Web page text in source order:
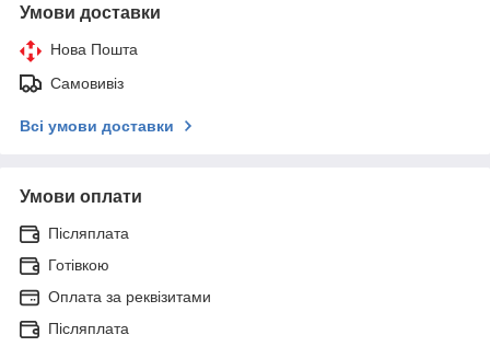
Умови доставки
Нова Пошта
Самовивіз
Всі умови доставки
Умови оплати
Післяплата
Готівкою
Оплата за реквізитами
Післяплата